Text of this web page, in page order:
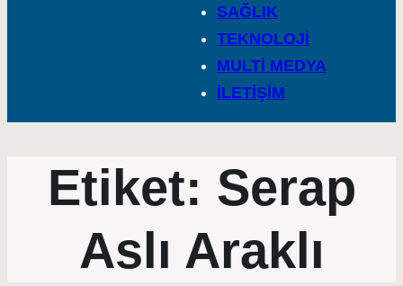
SAĞLIK
TEKNOLOJİ
MULTİ MEDYA
İLETİŞİM
Etiket: Serap
Aslı Araklı